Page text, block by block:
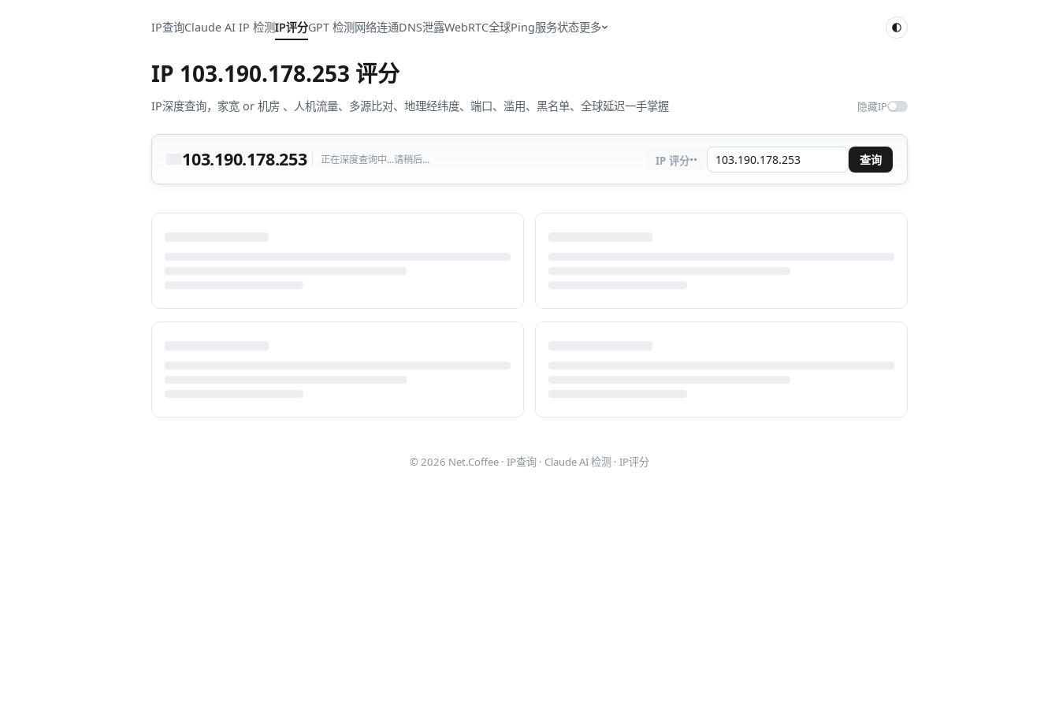
IP查询Claude AI IP 检测IP评分GPT 检测网络连通DNS泄露WebRTC全球Ping服务状态更多
IP 103.190.178.253 评分
IP深度查询，家宽 or 机房 、人机流量、多源比对、地理经纬度、端口、滥用、黑名单、全球延迟一手掌握 隐藏IP
103.190.178.253 正在深度查询中...请稍后... IP 评分·· 查询
© 2026 Net.Coffee · IP查询 · Claude AI 检测 · IP评分